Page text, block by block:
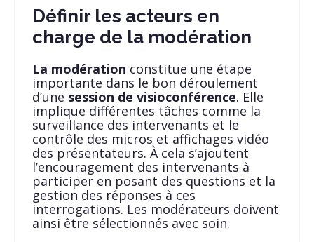
Définir les acteurs en
charge de la modération
La modération constitue une étape
importante dans le bon déroulement
d’une session de visioconférence. Elle
implique différentes tâches comme la
surveillance des intervenants et le
contrôle des micros et affichages vidéo
des présentateurs. À cela s’ajoutent
l’encouragement des intervenants à
participer en posant des questions et la
gestion des réponses à ces
interrogations. Les modérateurs doivent
ainsi être sélectionnés avec soin.